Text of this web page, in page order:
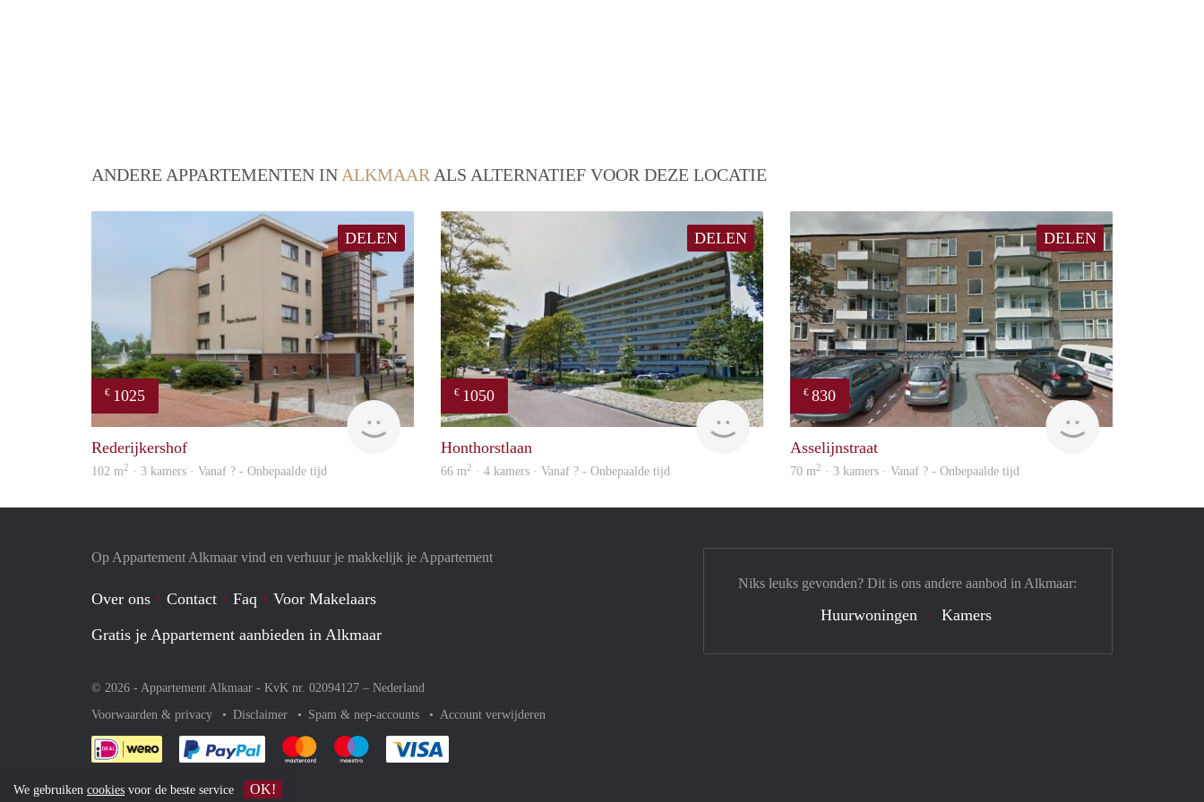
ANDERE APPARTEMENTEN IN ALKMAAR ALS ALTERNATIEF VOOR DEZE LOCATIE
DELEN
€ 1025
Rederijkershof
102 m2 · 3 kamers · Vanaf ? - Onbepaalde tijd
DELEN
€ 1050
rent
Honthorstlaan
66 m2 · 4 kamers · Vanaf ? - Onbepaalde tijd
DELEN
€ 830
rent
Asselijnstraat
70 m2 · 3 kamers · Vanaf ? - Onbepaalde tijd
Op Appartement Alkmaar vind en verhuur je makkelijk je Appartement
Over ons Contact Faq
Voor Makelaars
Gratis je Appartement aanbieden in Alkmaar
© 2026 - Appartement Alkmaar - KvK nr. 02094127 – Nederland
Voorwaarden & privacy
Disclaimer Spam & nep-accounts Account verwijderen
Je rekent gemakkelijk af met Paypal
Je rekent gemakkelijk af met Mastercard
Je rekent gemakkelijk af met Meastro
Niks leuks gevonden? Dit is ons andere aanbod in Alkmaar:
Huurwoningen Kamers
We gebruiken cookies voor de beste service OK!